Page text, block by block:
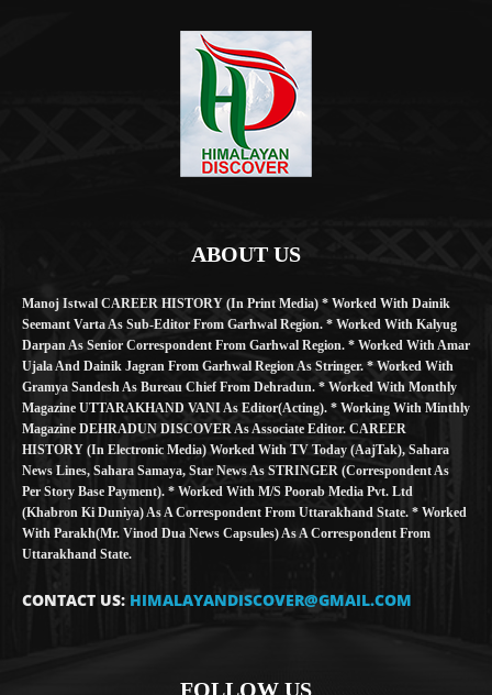
ABOUT US
Manoj Istwal CAREER HISTORY (in Print Media) * Worked With Dainik
Seemant Varta As Sub-Editor From Garhwal Region. * Worked With Kalyug
Darpan As Senior Correspondent From Garhwal Region. * Worked With Amar
Ujala And Dainik Jagran From Garhwal Region As Stringer. * Worked With
Gramya Sandesh As Bureau Chief From Dehradun. * Worked With Monthly
Magazine UTTARAKHAND VANI As Editor(Acting). * Working With Minthly
Magazine DEHRADUN DISCOVER As Associate Editor. CAREER
HISTORY (in Electronic Media) Worked With TV Today (AajTak), Sahara
News Lines, Sahara Samaya, Star News As STRINGER (Correspondent As
Per Story Base Payment). * Worked With M/S Poorab Media Pvt. Ltd
(Khabron Ki Duniya) As A Correspondent From Uttarakhand State. * Worked
With Parakh(Mr. Vinod Dua News Capsules) As A Correspondent From
Uttarakhand State.
CONTACT US: HIMALAYANDISCOVER@GMAIL.COM
FOLLOW US